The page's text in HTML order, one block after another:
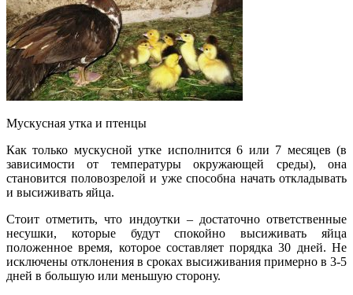
Мускусная утка и птенцы
Как только мускусной утке исполнится 6 или 7 месяцев (в
зависимости от температуры окружающей среды), она
становится половозрелой и уже способна начать откладывать
и высиживать яйца.
Стоит отметить, что индоутки – достаточно ответственные
несушки, которые будут спокойно высиживать яйца
положенное время, которое составляет порядка 30 дней. Не
исключены отклонения в сроках высиживания примерно в 3-5
дней в большую или меньшую сторону.